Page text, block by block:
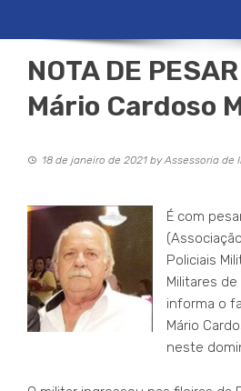
NOTA DE
Mário Cardoso
18 de janeiro de 2021 byAssessoria de
É com
Policiais
Militares
informa o
Mário
neste